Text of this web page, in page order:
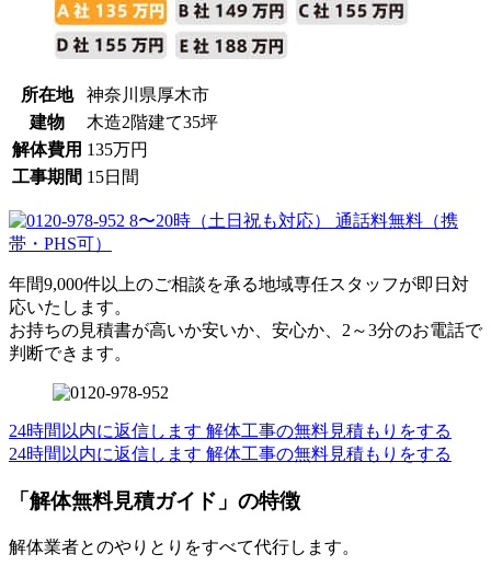
所在地
神奈川県厚木市
建物
木造2階建て35坪
解体費用 135万円
工事期間 15日間
年間9,000件以上のご相談を承る地域専任スタッフが即日対
応いたします。
お持ちの見積書が高いか安いか、安心か、2～3分のお電話で
判断できます。
24時間以内に返信します 解体工事の無料見積もりをする
24時間以内に返信します 解体工事の無料見積もりをする
「解体無料見積ガイド」の特徴
解体業者とのやりとりをすべて代行します。